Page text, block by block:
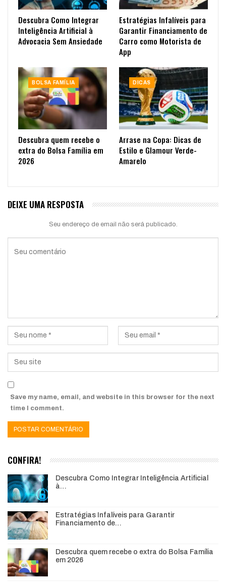
Descubra Como Integrar
Inteligência Artificial à
Advocacia Sem Ansiedade
Estratégias Infalíveis para
Garantir Financiamento de
Carro como Motorista de
App
BOLSA FAMÍLIA
Descubra quem recebe o
extra do Bolsa Família em
2026
DICAS
Arrase na Copa: Dicas de
Estilo e Glamour Verde-
Amarelo
DEIXE UMA RESPOSTA
Seu endereço de email não será publicado.
Save my name, email, and website in this browser for the next
time I comment.
CONFIRA!
Descubra Como Integrar Inteligência Artificial
à…
Estratégias Infalíveis para Garantir
Financiamento de…
Descubra quem recebe o extra do Bolsa Família
em 2026